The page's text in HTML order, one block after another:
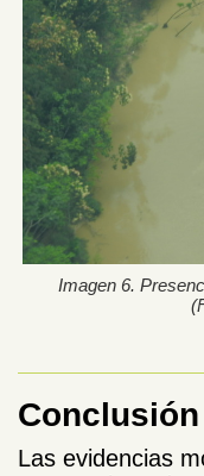
Imagen 6.
Conclusión
Las evidencias